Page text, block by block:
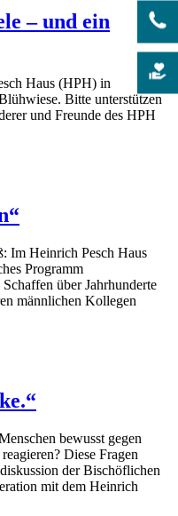
– und ein
Haus (HPH) in
Bitte unterstützen
und Freunde des HPH
Im Heinrich Pesch Haus
Programm
über Jahrhunderte
männlichen Kollegen
bewusst gegen
Diese Fragen
der Bischöflichen
mit dem Heinrich